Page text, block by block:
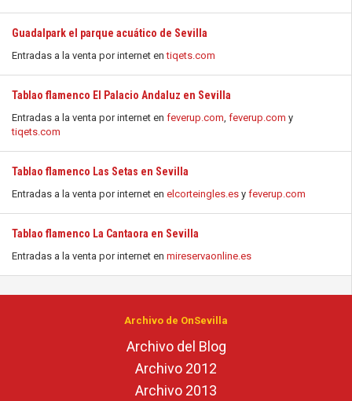
Guadalpark el parque acuático de Sevilla
Entradas a la venta por internet entiqets.com
Tablao flamenco El Palacio Andaluz en Sevilla
Entradas a la venta por internet en feverup.com, feverup.com y
tiqets.com
Tablao flamenco Las Setas en Sevilla
Entradas a la venta por internet en elcorteingles.es y feverup.com
Tablao flamenco La Cantaora en Sevilla
Entradas a la venta por internet en mireservaonline.es
Archivo de OnSevilla
Archivo del Blog
Archivo 2012
Archivo 2013